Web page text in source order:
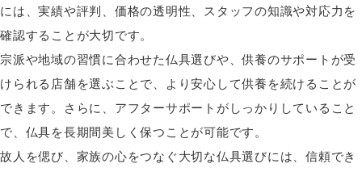
には、実績や評判、価格の透明性、スタッフの知識や対応力を
確認することが大切です。
宗派や地域の習慣に合わせた仏具選びや、供養のサポートが受
けられる店舗を選ぶことで、より安心して供養を続けることが
できます。さらに、アフターサポートがしっかりしていること
で、仏具を長期間美しく保つことが可能です。
故人を偲び、家族の心をつなぐ大切な仏具選びには、信頼でき